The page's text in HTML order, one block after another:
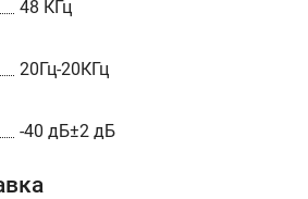
48 КГц
20Гц-20КГц
-40 дБ±2 дБ